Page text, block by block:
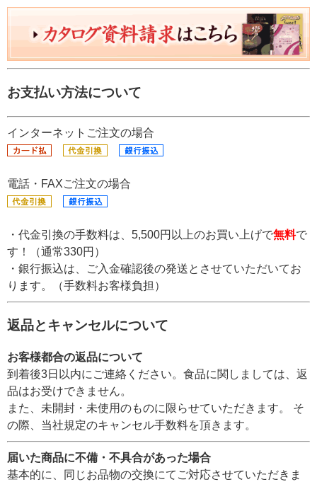
お支払い方法について
インターネットご注文の場合
電話・FAXご注文の場合
・代金引換の手数料は、5,500円以上のお買い上げで無料で
す！（通常330円）
・銀行振込は、ご入金確認後の発送とさせていただいてお
ります。（手数料お客様負担）
返品とキャンセルについて
お客様都合の返品について
到着後3日以内にご連絡ください。食品に関しましては、返
品はお受けできません。
また、未開封・未使用のものに限らせていただきます。 そ
の際、当社規定のキャンセル手数料を頂きます。
届いた商品に不備・不具合があった場合
基本的に、同じお品物の交換にてご対応させていただきま